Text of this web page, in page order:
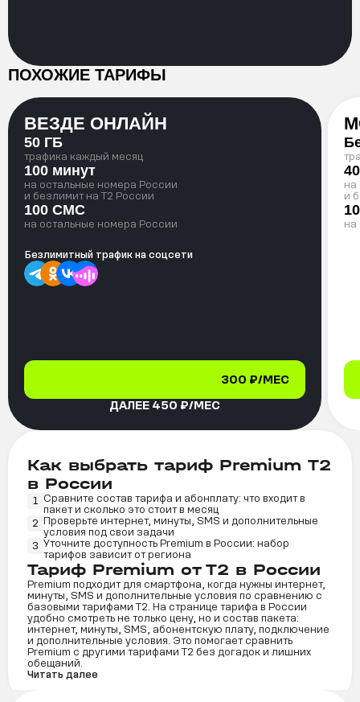
ПОХОЖИЕ ТАРИФЫ
ВЕЗДЕ ОНЛАЙН
50 ГБ
трафика каждый месяц
100 минут
на остальные номера России
и безлимит на T2 России
100 СМС
на остальные номера России
Безлимитный трафик на соцсети
300 ₽/МЕС
ДАЛЕЕ 450 ₽/МЕС
на
и
на
Как выбрать тариф Premium Т2
в России
1
Сравните состав тарифа и абонплату: что входит в
пакет и сколько это стоит в месяц
2 Проверьте интернет, минуты, SMS и дополнительные
условия под свои задачи
3 Уточните доступность Premium в России: набор
тарифов зависит от региона
Тариф Premium от Т2 в России
Premium подходит для смартфона, когда нужны интернет,
минуты, SMS и дополнительные условия по сравнению с
базовыми тарифами Т2. На странице тарифа в России
удобно смотреть не только цену, но и состав пакета:
интернет, минуты, SMS, абонентскую плату, подключение
и дополнительные условия. Это помогает сравнить
Premium с другими тарифами Т2 без догадок и лишних
обещаний.
Читать далее